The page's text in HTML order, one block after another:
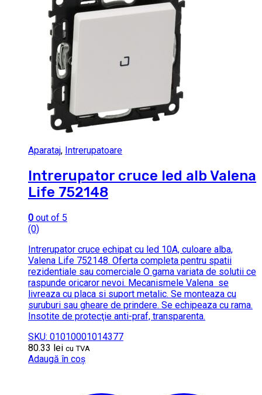
Aparataj, Intrerupatoare
Intrerupator cruce led alb Valena
Life 752148
0 out of 5
(0)
Intrerupator cruce echipat cu led 10A, culoare alba,
Valena Life 752148. Oferta completa pentru spatii
rezidentiale sau comerciale O gama variata de solutii ce
raspunde oricaror nevoi. Mecanismele Valena se
livreaza cu placa si suport metalic. Se monteaza cu
suruburi sau gheare de prindere. Se echipeaza cu rama.
Insotite de protecţie anti-praf, transparenta.
SKU: 01010001014377
80.33 lei cu TVA
Adaugă în coș